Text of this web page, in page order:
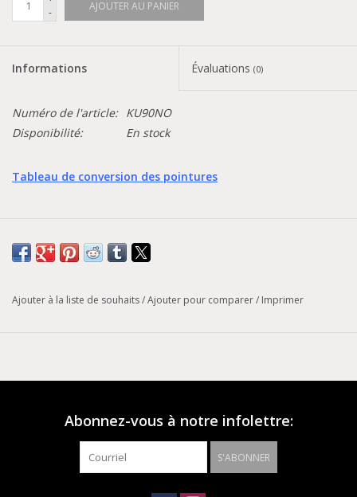
-
AJOUTER AU PANIER
Informations Évaluations (0)
Numéro de l'article: KU90NO
Disponibilité:
En stock
Tableau de conversion des pointures
Ajouter à la liste de souhaits/Ajouter pour comparer/ Imprimer
Abonnez-vous à notre infolettre:
S'ABONNER